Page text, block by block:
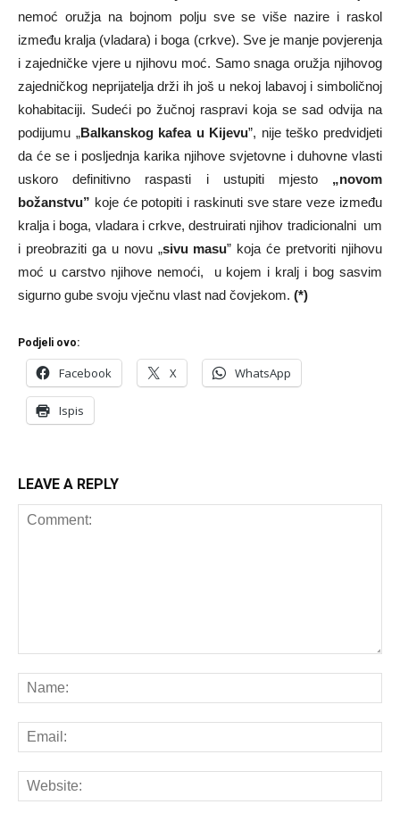
nemoć oružja na bojnom polju sve se više nazire i raskol
između kralja (vladara) i boga (crkve). Sve je manje povjerenja
i zajedničke vjere u njihovu moć. Samo snaga oružja njihovog
zajedničkog neprijatelja drži ih još u nekoj labavoj i simboličnoj
kohabitaciji. Sudeći po žučnoj raspravi koja se sad odvija na
podijumu „Balkanskog kafea u Kijevu”, nije teško predvidjeti
da će se i posljednja karika njihove svjetovne i duhovne vlasti
uskoro definitivno raspasti i ustupiti mjesto „novom
božanstvu” koje će potopiti i raskinuti sve stare veze između
kralja i boga, vladara i crkve, destruirati njihov tradicionalni um
i preobraziti ga u novu „sivu masu” koja će pretvoriti njihovu
moć u carstvo njihove nemoći, u kojem i kralj i bog sasvim
sigurno gube svoju vječnu vlast nad čovjekom. (*)
Podjeli ovo:
Facebook X WhatsApp
Ispis
LEAVE A REPLY